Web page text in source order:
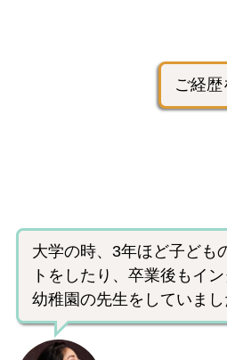
ご経歴
大学の時、3年ほど子ども
トをしたり、卒業後もイ
幼稚園の先生をしていまし